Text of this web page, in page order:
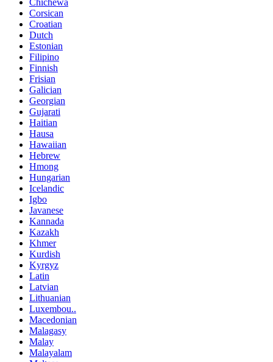
Corsican
Croatian
Dutch
Estonian
Filipino
Finnish
Frisian
Galician
Georgian
Gujarati
Haitian
Hausa
Hawaiian
Hebrew
Hmong
Hungarian
Icelandic
Igbo
Javanese
Kannada
Kazakh
Khmer
Kurdish
Kyrgyz
Latin
Latvian
Lithuanian
Luxembou..
Macedonian
Malagasy
Malay
Malayalam